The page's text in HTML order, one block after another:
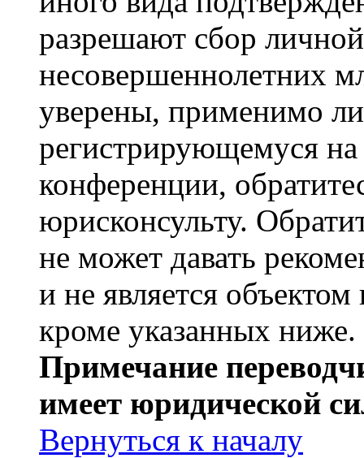
разрешают сбор
несовершеннолетних
уверены, применимо
регистрирующемуся
конференции,
юрисконсульту.
не может давать
и не является
кроме указанных ниже.
Примечание
имеет юридической
Вернуться к началу